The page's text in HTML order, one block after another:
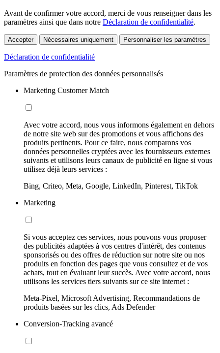
Avant de confirmer votre accord, merci de vous renseigner dans les
paramètres ainsi que dans notre Déclaration de confidentialité.
Accepter Nécessaires uniquement Personnaliser les paramètres
Déclaration de confidentialité
Paramètres de protection des données personnalisés
Marketing Customer Match
Avec votre accord, nous vous informons également en dehors
de notre site web sur des promotions et vous affichons des
produits pertinents. Pour ce faire, nous comparons vos
données personnelles cryptées avec les fournisseurs externes
suivants et utilisons leurs canaux de publicité en ligne si vous
utilisez déjà leurs services :
Bing, Criteo, Meta, Google, LinkedIn, Pinterest, TikTok
Marketing
Si vous acceptez ces services, nous pouvons vous proposer
des publicités adaptées à vos centres d'intérêt, des contenus
sponsorisés ou des offres de réduction sur notre site ou nos
produits en fonction des pages que vous consultez et de vos
achats, tout en évaluant leur succès. Avec votre accord, nous
utilisons les services tiers suivants sur ce site internet :
Meta-Pixel, Microsoft Advertising, Recommandations de
produits basées sur les clics, Ads Defender
Conversion-Tracking avancé